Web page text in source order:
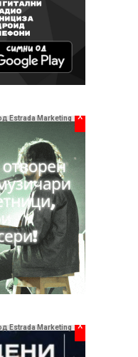
лето 2026“.
Estrada Marketing x
Estrada Marketing x